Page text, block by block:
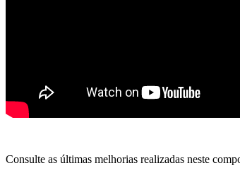
Consulte as últimas melhorias realizadas neste